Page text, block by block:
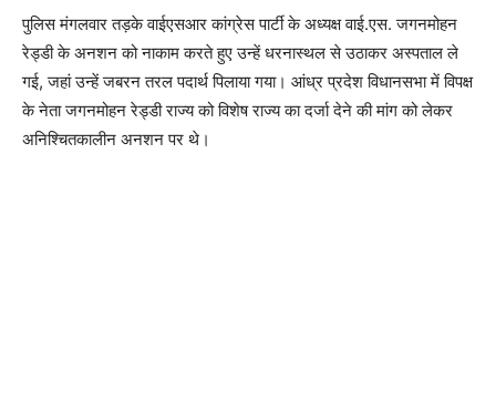
पुलिस मंगलवार तड़के वाईएसआर कांग्रेस पार्टी के अध्यक्ष वाई.एस. जगनमोहन
रेड्डी के अनशन को नाकाम करते हुए उन्हें धरनास्थल से उठाकर अस्पताल ले
गई, जहां उन्हें जबरन तरल पदार्थ पिलाया गया। आंध्र प्रदेश विधानसभा में विपक्ष
के नेता जगनमोहन रेड्डी राज्य को विशेष राज्य का दर्जा देने की मांग को लेकर
अनिश्चितकालीन अनशन पर थे।